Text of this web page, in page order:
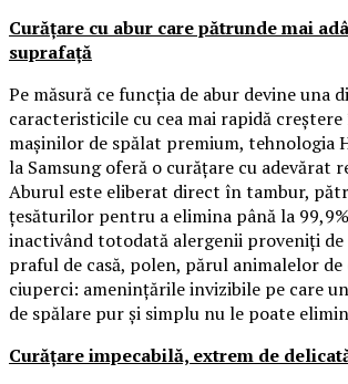
Curățare cu abur care pătrunde mai
suprafață
Pe măsură ce funcția de abur devine una
caracteristicile cu cea mai rapidă
mașinilor de spălat premium, tehnologia
la Samsung oferă o curățare cu adevărat
Aburul este eliberat direct în tambur,
țesăturilor pentru a elimina până la
inactivând totodată alergenii proveniți de
praful de casă, polen, părul animalelor de
ciuperci: amenințările invizibile pe care
de spălare pur și simplu nu le poate
Curățare impecabilă, extrem de